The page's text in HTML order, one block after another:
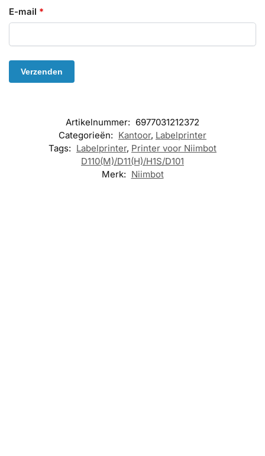
E-mail *
Artikelnummer: 6977031212372
Categorieën: Kantoor, Labelprinter
Tags: Labelprinter, Printer voor Niimbot
D110(M)/D11(H)/H1S/D101
Merk: Niimbot